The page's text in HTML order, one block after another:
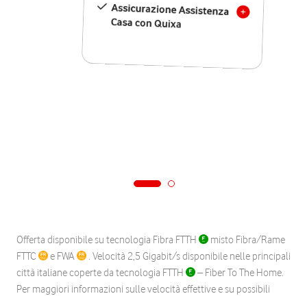
Assicurazione Assistenza
Casa con Quixa
Offerta disponibile su tecnologia Fibra FTTH
misto Fibra/Rame
FTTC
e FWA
. Velocità 2,5 Gigabit/s disponibile nelle principali
città italiane coperte da tecnologia FTTH
– Fiber To The Home.
Per maggiori informazioni sulle velocità effettive e su possibili